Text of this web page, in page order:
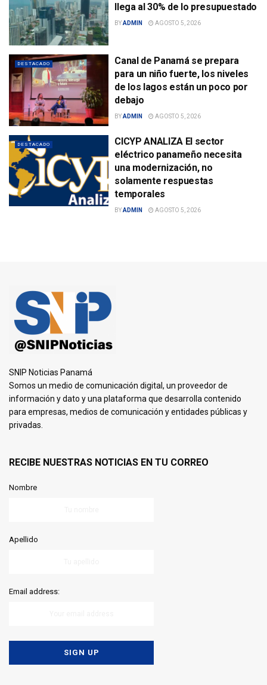
llega al 30% de lo presupuestado
BYADMIN AGOSTO 5, 2026
DESTACADO
Canal de Panamá se prepara
para un niño fuerte, los niveles
de los lagos están un poco por
debajo
BYADMIN AGOSTO 5, 2026
DESTACADO
CICYP ANALIZA El sector
eléctrico panameño necesita
una modernización, no
solamente respuestas
temporales
BYADMIN AGOSTO 5, 2026
SNIP Noticias Panamá
Somos un medio de comunicación digital, un proveedor de
información y dato y una plataforma que desarrolla contenido
para empresas, medios de comunicación y entidades públicas y
privadas.
RECIBE NUESTRAS NOTICIAS EN TU CORREO
Nombre
Apellido
Email address: